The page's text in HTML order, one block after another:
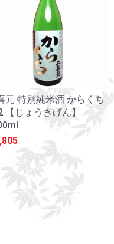
元 特別純米酒 からくち
【じょうきげん】